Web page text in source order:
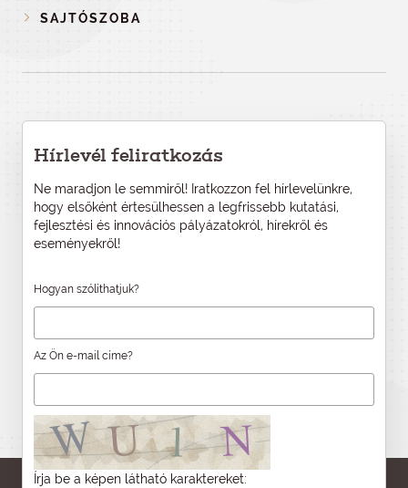
SAJTÓSZOBA
Hírlevél feliratkozás
Ne maradjon le semmiről! Iratkozzon fel hírlevelünkre,
hogy elsőként értesülhessen a legfrissebb kutatási,
fejlesztési és innovációs pályázatokról, hírekről és
eseményekről!
Hogyan szólíthatjuk?
Az Ön e-mail címe?
Írja be a képen látható karaktereket: